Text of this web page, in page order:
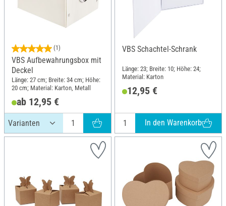
(1)
VBS Aufbewahrungsbox mit
Deckel
Länge: 27 cm; Breite: 34 cm; Höhe:
20 cm; Material: Karton, Metall
ab 12,95 €
VBS Schachtel-Schrank
Länge: 23; Breite: 10; Höhe: 24;
Material: Karton
12,95 €
In den Warenkorb